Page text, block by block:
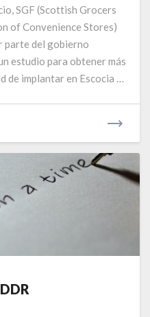
SGF (Scottish Grocers
of Convenience Stores)
parte del gobierno
estudio para obtener más
implantar en Escocia …